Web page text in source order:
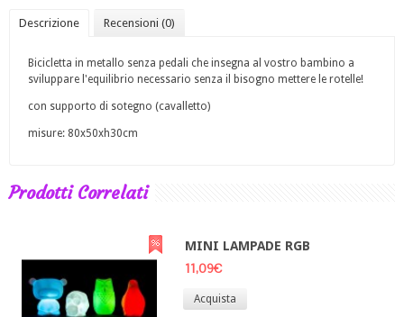
Descrizione Recensioni (0)
Bicicletta in metallo senza pedali che insegna al vostro bambino a
sviluppare l'equilibrio necessario senza il bisogno mettere le rotelle!
con supporto di sotegno (cavalletto)
misure: 80x50xh30cm
Prodotti Correlati
MINI LAMPADE RGB
11,09€
Acquista